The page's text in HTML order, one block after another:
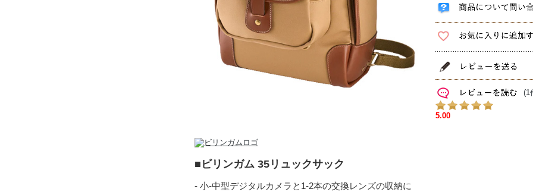
(1
■ビリンガム 35リュックサック
- 小-中型デジタルカメラと1-2本の交換レンズの収納に